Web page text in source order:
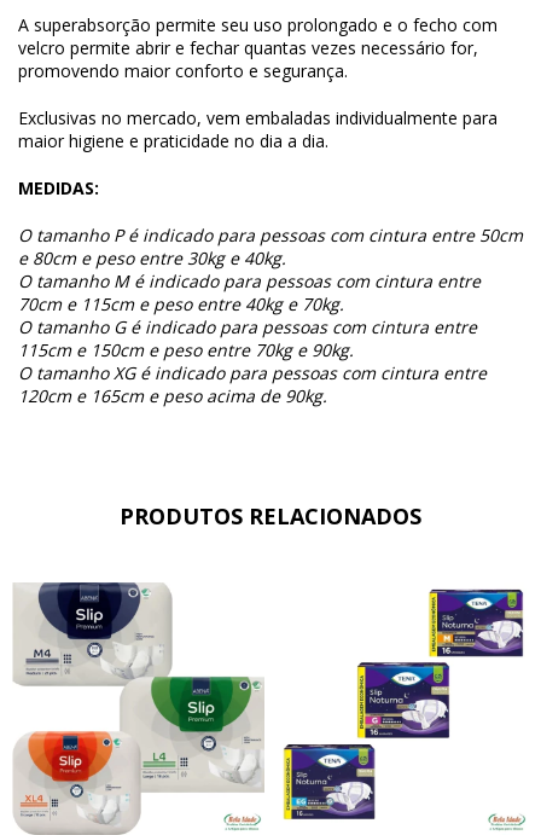
A superabsorção permite seu uso prolongado e o fecho com
velcro permite abrir e fechar quantas vezes necessário for,
promovendo maior conforto e segurança.
Exclusivas no mercado, vem embaladas individualmente para
maior higiene e praticidade no dia a dia.
MEDIDAS:
O tamanho P é indicado para pessoas com cintura entre 50cm
e 80cm e peso entre 30kg e 40kg.
O tamanho M é indicado para pessoas com cintura entre
70cm e 115cm e peso entre 40kg e 70kg.
O tamanho G é indicado para pessoas com cintura entre
115cm e 150cm e peso entre 70kg e 90kg.
O tamanho XG é indicado para pessoas com cintura entre
120cm e 165cm e peso acima de 90kg.
PRODUTOS RELACIONADOS